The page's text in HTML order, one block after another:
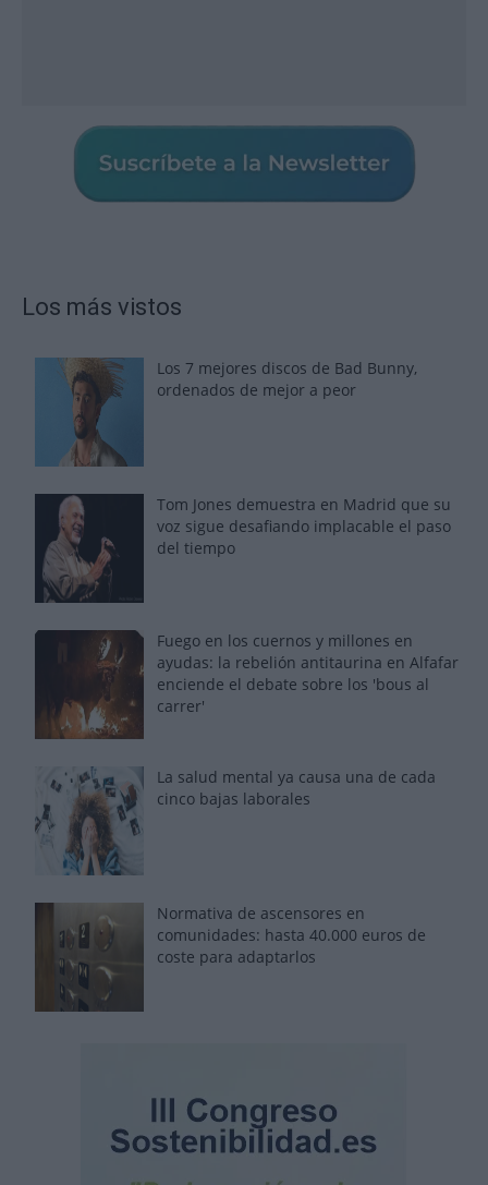
Los más vistos
Los 7 mejores discos de Bad Bunny,
ordenados de mejor a peor
Tom Jones demuestra en Madrid que su
voz sigue desafiando implacable el paso
del tiempo
Fuego en los cuernos y millones en
ayudas: la rebelión antitaurina en Alfafar
enciende el debate sobre los 'bous al
carrer'
La salud mental ya causa una de cada
cinco bajas laborales
Normativa de ascensores en
comunidades: hasta 40.000 euros de
coste para adaptarlos